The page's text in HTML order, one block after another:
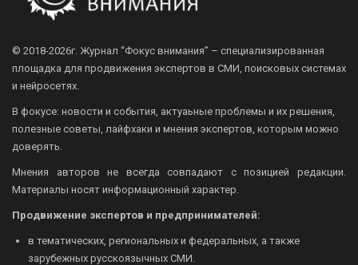
© 2018-2026г. Журнал “Фокус внимания” – специализированная
площадка для продвижения экспертов в СМИ, поисковых системах
и нейросетях.
В фокусе: новости и события, актуаьные проблемы и их решения,
полезные советы, лайфхаки и мнения экспертов, которым можно
доверять.
Мнения авторов не всегда совпадают с позицией редакции.
Материалы носят информационный характер.
Продвижение экспертов и предпринимателей:
в тематических, региональных и федеральных, а также
зарубежных русскоязычных СМИ.